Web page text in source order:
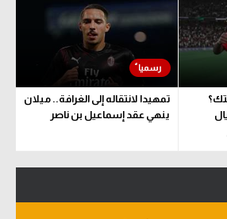
تمهيدا لانتقاله إلى الغرافة.. ميلان
ينهي عقد إسماعيل بن ناصر